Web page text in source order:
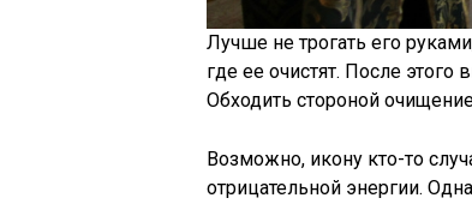
Лучше не трогать его
где ее очистят. После этого
Обходить стороной
Возможно, икону кто-то
отрицательной энергии.